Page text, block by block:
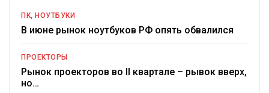
ПК, НОУТБУКИ
В июне рынок ноутбуков РФ опять обвалился
ПРОЕКТОРЫ
Рынок проекторов во II квартале – рывок вверх,
но…